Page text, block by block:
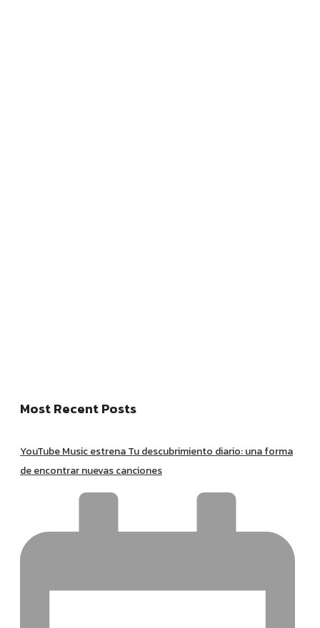
Most Recent Posts
YouTube Music estrena Tu descubrimiento diario: una forma
de encontrar nuevas canciones